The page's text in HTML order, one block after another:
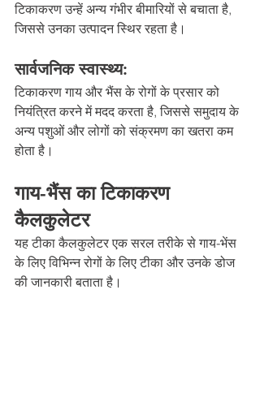
टिकाकरण उन्हें अन्य गंभीर बीमारियों से बचाता है,
जिससे उनका उत्पादन स्थिर रहता है।
सार्वजनिक स्वास्थ्य:
टिकाकरण गाय और भैंस के रोगों के प्रसार को
नियंत्रित करने में मदद करता है, जिससे समुदाय के
अन्य पशुओं और लोगों को संक्रमण का खतरा कम
होता है।
गाय-भैंस का टिकाकरण
कैलकुलेटर
यह टीका कैलकुलेटर एक सरल तरीके से गाय-भेंस
के लिए विभिन्न रोगों के लिए टीका और उनके डोज
की जानकारी बताता है।